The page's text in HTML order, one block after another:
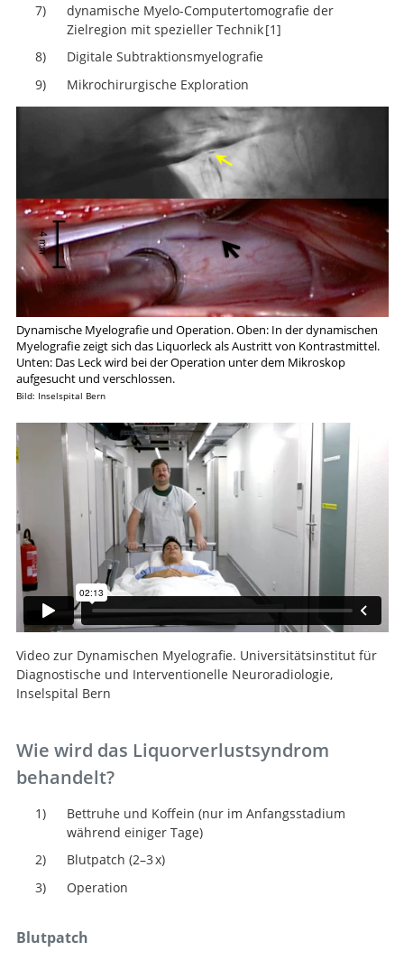
dynamische Myelo-Computertomografie der
Zielregion mit spezieller Technik 1
Cryptogenic Cerebrospinal Fluid
Dynamic CT Myelography.
Digitale Subtraktionsmyelografie
Mikrochirurgische Exploration
Dynamische Myelografie und Operation. Oben: In der dynamischen
Myelografie zeigt sich das Liquorleck als Austritt von Kontrastmittel.
Unten: Das Leck wird bei der Operation unter dem Mikroskop
aufgesucht und verschlossen.
Bild: Inselspital Bern
Video zur Dynamischen Myelografie. Universitätsinstitut für
Diagnostische und Interventionelle Neuroradiologie,
Inselspital Bern
Wie wird das Liquorverlustsyndrom
behandelt?
Bettruhe und Koffein (nur im Anfangsstadium
während einiger Tage)
Blutpatch (2–3 x)
Operation
Blutpatch